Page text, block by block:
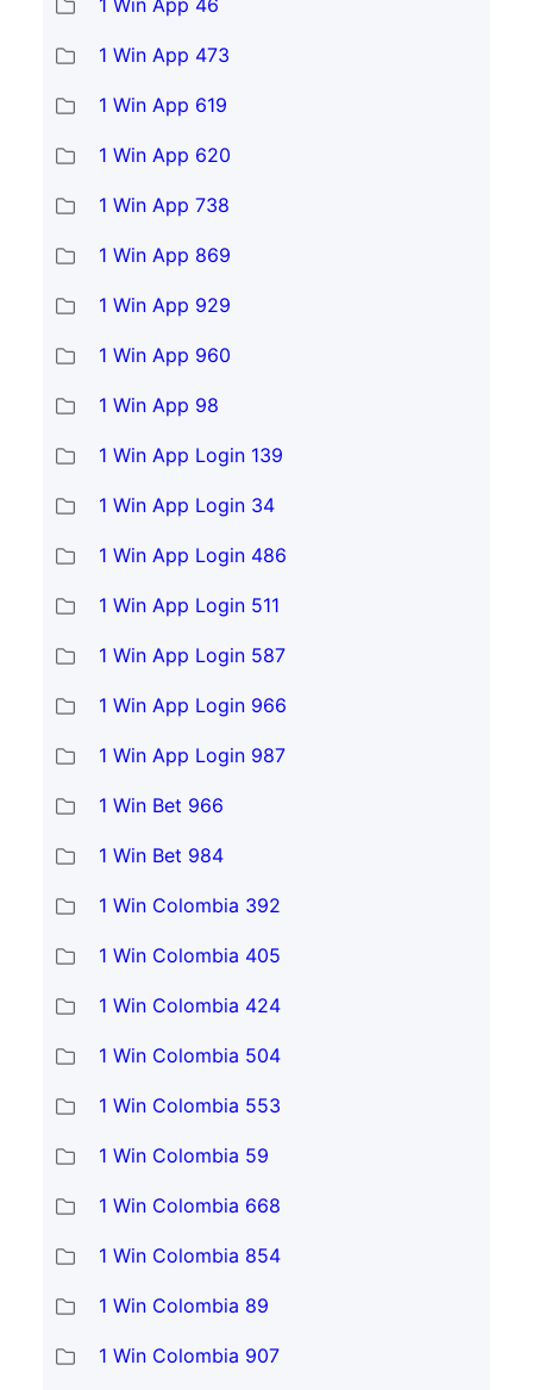
1 Win App 473
1 Win App 619
1 Win App 620
1 Win App 738
1 Win App 869
1 Win App 929
1 Win App 960
1 Win App 98
1 Win App Login 139
1 Win App Login 34
1 Win App Login 486
1 Win App Login 511
1 Win App Login 587
1 Win App Login 966
1 Win App Login 987
1 Win Bet 966
1 Win Bet 984
1 Win Colombia 392
1 Win Colombia 405
1 Win Colombia 424
1 Win Colombia 504
1 Win Colombia 553
1 Win Colombia 59
1 Win Colombia 668
1 Win Colombia 854
1 Win Colombia 89
1 Win Colombia 907